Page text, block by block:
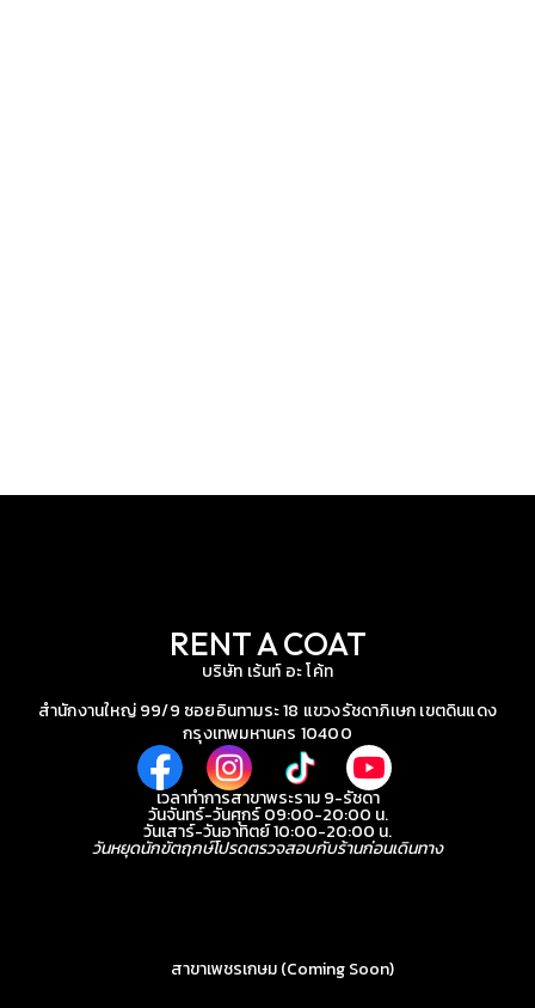
RENT A COAT
บริษัท เร้นท์ อะ โค้ท
สำนักงานใหญ่ 99/9 ซอยอินทามระ 18 แขวงรัชดาภิเษก เขตดินแดง
กรุงเทพมหานคร 10400
เวลาทำการสาขาพระราม 9-รัชดา
วันจันทร์-วันศุกร์ 09:00-20:00 น.
วันเสาร์-วันอาทิตย์ 10:00-20:00 น.
วันหยุดนักขัตฤกษ์โปรดตรวจสอบกับร้านก่อนเดินทาง
สาขาเพชรเกษม (Coming Soon)